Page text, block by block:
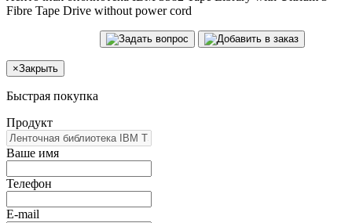
Fibre Tape Drive without power cord
×Закрыть
Быстрая покупка
Продукт
Ваше имя
Телефон
E-mail